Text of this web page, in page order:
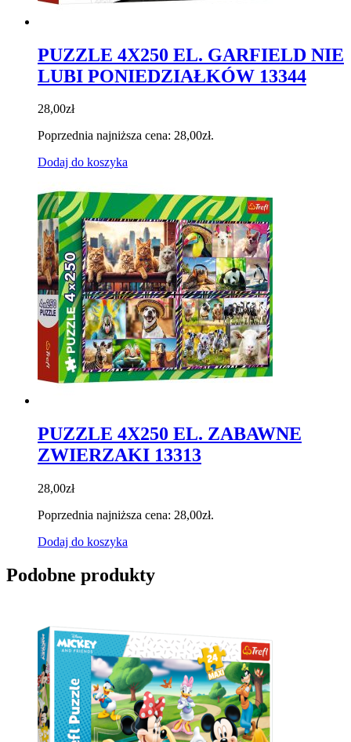
PUZZLE 4X250 EL. GARFIELD NIE
LUBI PONIEDZIAŁKÓW 13344
28,00zł
Poprzednia najniższa cena: 28,00zł.
Dodaj do koszyka
PUZZLE 4X250 EL. ZABAWNE
ZWIERZAKI 13313
28,00zł
Poprzednia najniższa cena: 28,00zł.
Dodaj do koszyka
Podobne produkty